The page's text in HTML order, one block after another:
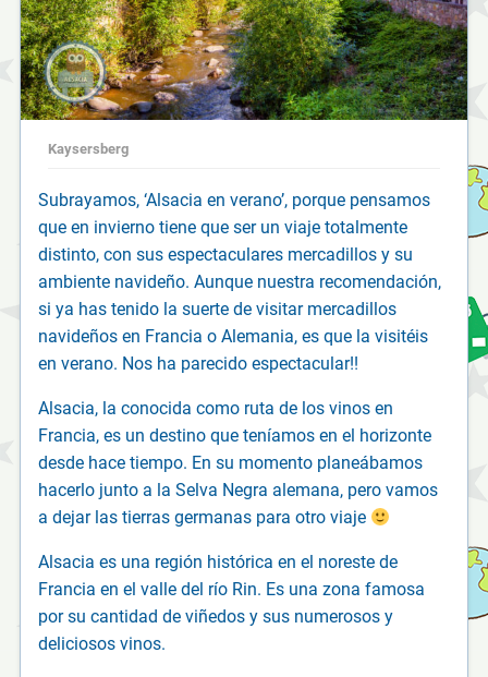
Kaysersberg
Subrayamos, ‘Alsacia en verano’, porque pensamos
que en invierno tiene que ser un viaje totalmente
distinto, con sus espectaculares mercadillos y su
ambiente navideño. Aunque nuestra recomendación,
si ya has tenido la suerte de visitar mercadillos
navideños en Francia o Alemania, es que la visitéis
en verano. Nos ha parecido espectacular!!
Alsacia, la conocida como ruta de los vinos en
Francia, es un destino que teníamos en el horizonte
desde hace tiempo. En su momento planeábamos
hacerlo junto a la Selva Negra alemana, pero vamos
a dejar las tierras germanas para otro viaje
Alsacia es una región histórica en el noreste de
Francia en el valle del río Rin. Es una zona famosa
por su cantidad de viñedos y sus numerosos y
deliciosos vinos.